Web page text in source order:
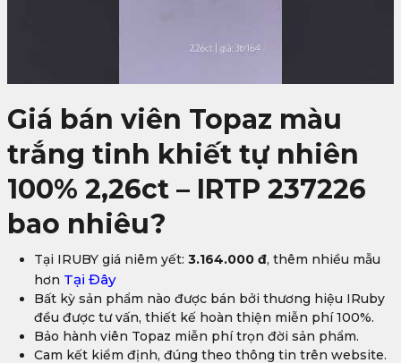
Giá bán viên Topaz màu
trắng tinh khiết tự nhiên
100% 2,26ct – IRTP 237226
bao nhiêu?
Tại IRUBY giá niêm yết: 3.164.000 đ, thêm nhiều mẫu
hơn Tại Đây
Bất kỳ sản phẩm nào được bán bởi thương hiệu IRuby
đều được tư vấn, thiết kế hoàn thiện miễn phí 100%.
Bảo hành viên Topaz miễn phí trọn đời sản phẩm.
Cam kết kiểm định, đúng theo thông tin trên website.